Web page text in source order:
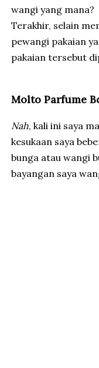
wangi yang mana?
Terakhir, selain
pewangi pakaian
pakaian tersebut
Molto Parfume
Nah, kali ini saya
kesukaan saya
bunga atau wangi
bayangan saya